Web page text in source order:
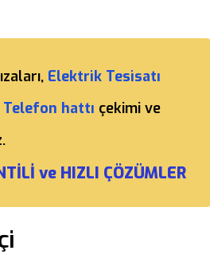
Elektrik Tesisatı
Telefon hattı çekimi ve
ve HIZLI ÇÖZÜMLER